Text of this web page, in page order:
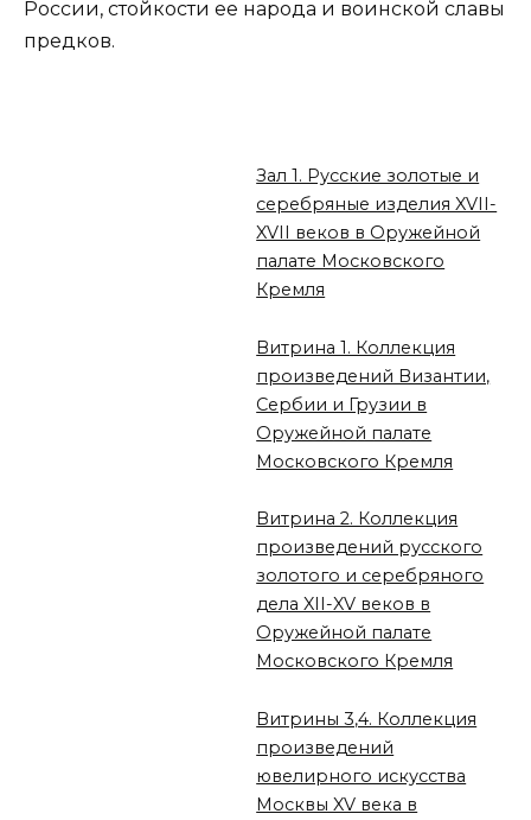
России, стойкости ее народа и воинской славы
предков.
Зал 1. Русские золотые и
серебряные изделия XVII-
XVII веков в Оружейной
палате Московского
Кремля
Витрина 1. Коллекция
произведений Византии,
Сербии и Грузии в
Оружейной палате
Московского Кремля
Витрина 2. Коллекция
произведений русского
золотого и серебряного
дела XII-XV веков в
Оружейной палате
Московского Кремля
Витрины 3,4. Коллекция
произведений
ювелирного искусства
Москвы XV века в